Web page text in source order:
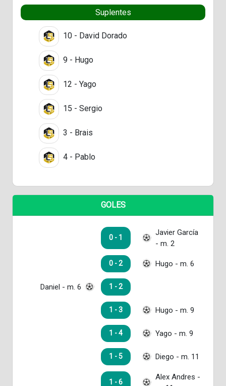
Suplentes
10 - David Dorado
9 - Hugo
12 - Yago
15 - Sergio
3 - Brais
4 - Pablo
GOLES
0 - 1
Javier García
- m. 2
0 - 2 Hugo - m. 6
Daniel - m. 6 1 - 2
1 - 3 Hugo - m. 9
1 - 4 Yago - m. 9
1 - 5 Diego - m. 11
1 - 6
Alex Andres -